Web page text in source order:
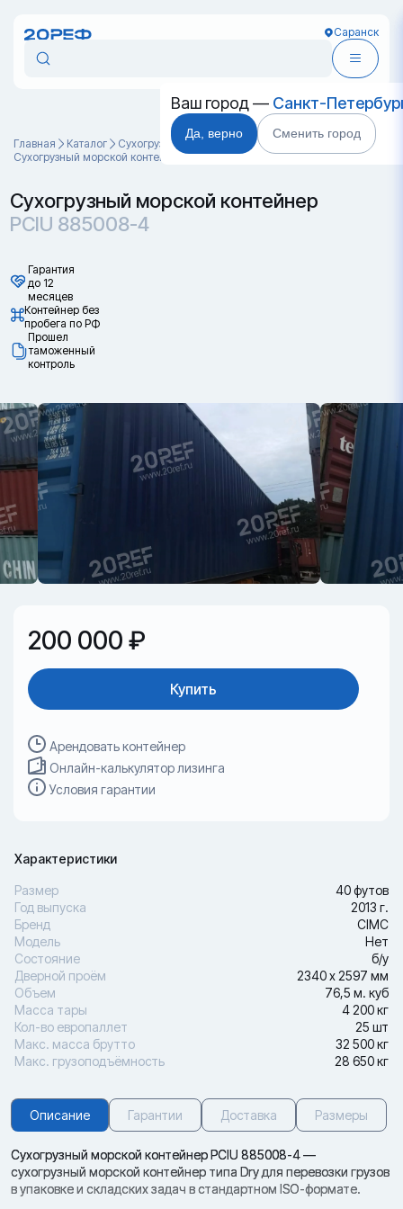
Саранск
Ваш город — Санкт-
Да, верно Сменить город
Главная Каталог
Cухогрузные морские контейнеры
Сухогрузный морской контейнер PCIU 885008-4
Сухогрузный морской контейнер
PCIU 885008-4
Гарантия
до 12
месяцев
Контейнер без
пробега по РФ
Прошел
таможенный
контроль
200 000 ₽
Купить
Арендовать контейнер
Онлайн-калькулятор лизинга
Условия гарантии
Характеристики
Размер
40 футов
Год выпуска
2013 г.
Бренд
CIMC
Модель
Нет
Состояние
б/у
Дверной проём
2340 х 2597 мм
Объем
76,5 м. куб
Масса тары
4 200 кг
Кол-во европаллет
25 шт
Макс. масса брутто
32 500 кг
Макс. грузоподъёмность
28 650 кг
Описание Гарантии Доставка Размеры
Сухогрузный морской контейнер PCIU 885008-4 —
сухогрузный морской контейнер типа Dry для перевозки грузов
в упаковке и складских задач в стандартном ISO-формате.